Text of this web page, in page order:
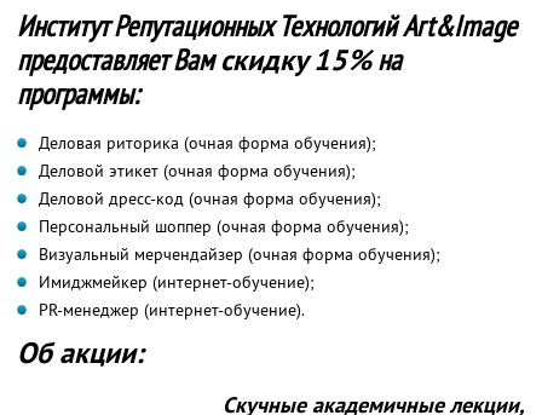
Институт Репутационных Технологий Art&Image
предоставляет Вамскидку 15%на
программы:
Деловая риторика (очная форма обучения);
Деловой этикет (очная форма обучения);
Деловой дресс-код (очная форма обучения);
Персональный шоппер (очная форма обучения);
Визуальный мерчендайзер (очная форма обучения);
Имиджмейкер (интернет-обучение);
PR-менеджер (интернет-обучение).
Об акции:
Скучные академичные лекции,